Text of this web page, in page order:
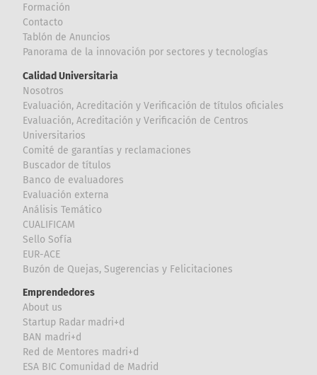
Formación
Contacto
Tablón de Anuncios
Panorama de la innovación por sectores y tecnologías
Calidad Universitaria
Nosotros
Evaluación, Acreditación y Verificación de títulos oficiales
Evaluación, Acreditación y Verificación de Centros
Universitarios
Comité de garantías y reclamaciones
Buscador de títulos
Banco de evaluadores
Evaluación externa
Análisis Temático
CUALIFICAM
Sello Sofía
EUR-ACE
Buzón de Quejas, Sugerencias y Felicitaciones
Emprendedores
About us
Startup Radar madri+d
BAN madri+d
Red de Mentores madri+d
ESA BIC Comunidad de Madrid